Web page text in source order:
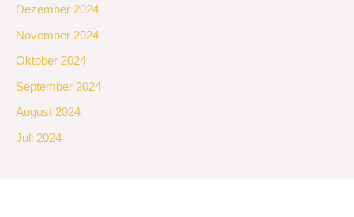
Dezember 2024
November 2024
Oktober 2024
September 2024
August 2024
Juli 2024